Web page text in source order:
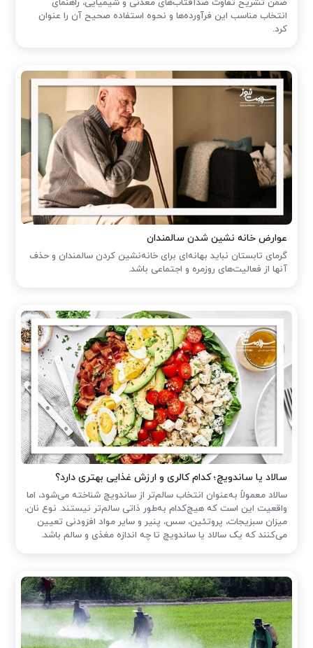
ضمن تشریح تفاوت ضدآفتاب‌های معدنی و شیمیایی، راهنمای
انتخاب مناسب این فرآورده‌ها و نحوه استفاده صحیح آن را عنوان
کرد.
عوارض خانه نشین شدن سالمندان
گرمای تابستان نباید بهانه‌ای برای خانه‌نشین کردن سالمندان و حذف
آنها از فعالیت‌های روزمره و اجتماعی باشد.
سالاد یا ساندویچ؛ کدام کالری و ارزش غذایی بهتری دارد؟
سالاد معمولاً به‌عنوان انتخاب سالم‌تر از ساندویچ شناخته می‌شود، اما
واقعیت این است که هیچ‌کدام به‌طور ذاتی سالم‌تر نیستند. نوع نان،
میزان سبزیجات، پروتئین، سس، پنیر و سایر مواد افزودنی تعیین
می‌کنند که یک سالاد یا ساندویچ تا چه اندازه مغذی و سالم باشد.